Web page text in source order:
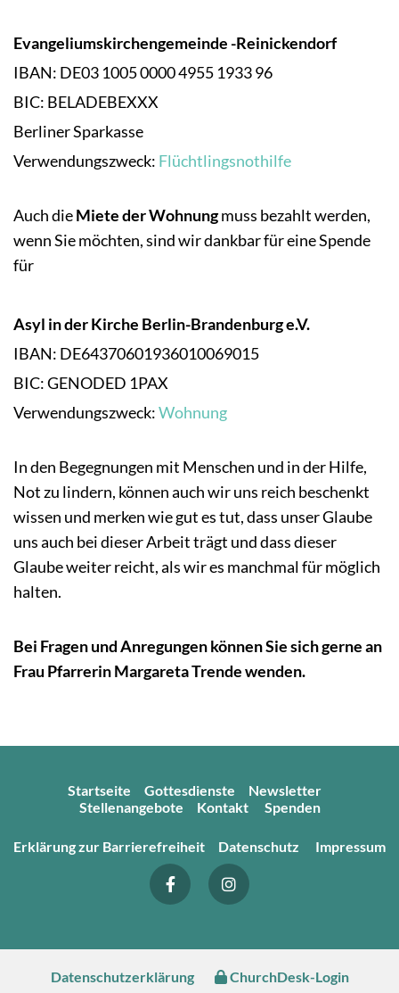
Evangeliumskirchengemeinde -Reinickendorf
IBAN: DE03 1005 0000 4955 1933 96
BIC: BELADEBEXXX
Berliner Sparkasse
Verwendungszweck: Flüchtlingsnothilfe
Auch dieMiete der Wohnungmuss bezahlt werden,
wenn Sie möchten, sind wir dankbar für eine Spende
für
Asyl in der Kirche Berlin-Brandenburg e.V.
IBAN: DE64370601936010069015
BIC: GENODED 1PAX
Verwendungszweck:Wohnung
In den Begegnungen mit Menschen und in der Hilfe,
Not zu lindern, können auch wir uns reich beschenkt
wissen und merken wie gut es tut, dass unser Glaube
uns auch bei dieser Arbeit trägt und dass dieser
Glaube weiter reicht, als wir es manchmal für möglich
halten.
Bei Fragen und Anregungen können Sie sich gerne an
Frau Pfarrerin Margareta Trende wenden.
Startseite Gottesdienste
Newsletter
Stellenangebote
Kontakt Spenden
Erklärung zur Barrierefreiheit Datenschutz Impressum
Datenschutzerklärung ChurchDesk-Login